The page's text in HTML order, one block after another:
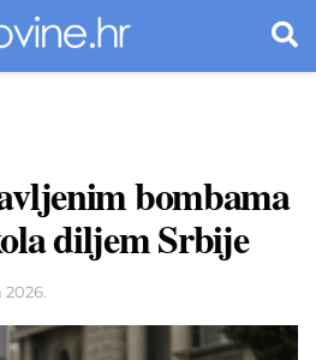
bombama
diljem Srbije